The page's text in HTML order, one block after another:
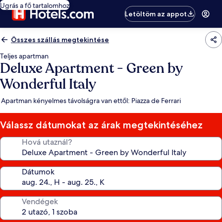
Ugrás a fő tartalomhoz
Letöltöm az appot
Összes szállás megtekintése
Teljes apartman
Deluxe Apartment - Green by
Wonderful Italy
Apartman kényelmes távolságra van ettől: Piazza de Ferrari
Válassz dátumokat az árak megtekintéséhez
Hová utaznál?
Dátumok
Vendégek